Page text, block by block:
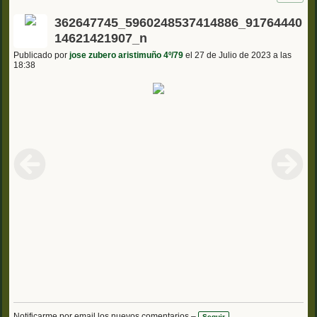
362647745_5960248537414886_91764440
14621421907_n
Publicado por jose zubero aristimuño 4º/79 el 27 de Julio de 2023 a las
18:38